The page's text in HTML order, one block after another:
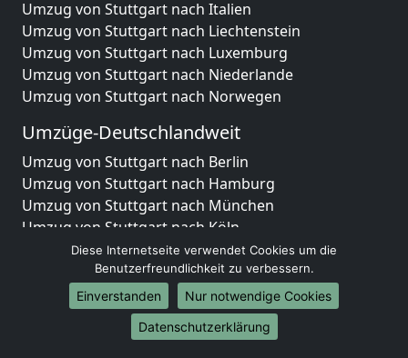
Umzug von Stuttgart nach Italien
Umzug von Stuttgart nach Liechtenstein
Umzug von Stuttgart nach Luxemburg
Umzug von Stuttgart nach Niederlande
Umzug von Stuttgart nach Norwegen
Umzüge-Deutschlandweit
Umzug von Stuttgart nach Berlin
Umzug von Stuttgart nach Hamburg
Umzug von Stuttgart nach München
Umzug von Stuttgart nach Köln
Umzug von Stuttgart nach Frankfurt am Main
Umzug von Stuttgart nach Stuttgart
Umzug von Stuttgart nach Düsseldorf
Umzug von Stuttgart nach Leipzig
Umzug von Stuttgart nach Dortmund
Diese Internetseite verwendet Cookies um die
Benutzerfreundlichkeit zu verbessern.
Einverstanden
Nur notwendige Cookies
Datenschutzerklärung